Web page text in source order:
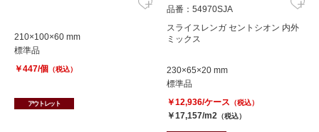
210×100×60 mm
標準品
￥447/個 （税込）
アウトレット
品番：54970SJA
スライスレンガ セントシオン 内外
ミックス
230×65×20 mm
標準品
￥12,936/ケース （税込）
￥17,157/m2 （税込）